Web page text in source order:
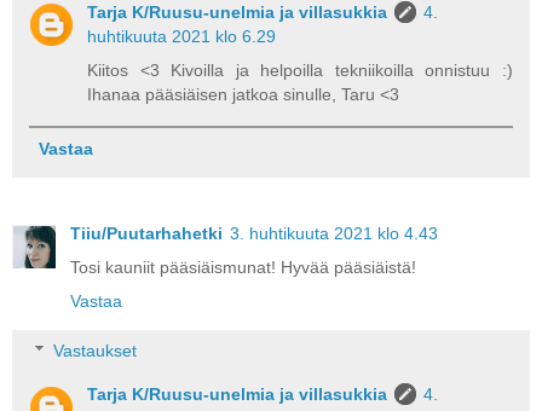
Tarja K/Ruusu-unelmia ja villasukkia
4.
huhtikuuta 2021 klo 6.29
Kiitos <3 Kivoilla ja helpoilla tekniikoilla onnistuu :)
Ihanaa pääsiäisen jatkoa sinulle, Taru <3
Vastaa
Tiiu/Puutarhahetki 3. huhtikuuta 2021 klo 4.43
Tosi kauniit pääsiäismunat! Hyvää pääsiäistä!
Vastaa
Vastaukset
Tarja K/Ruusu-unelmia ja villasukkia
4.